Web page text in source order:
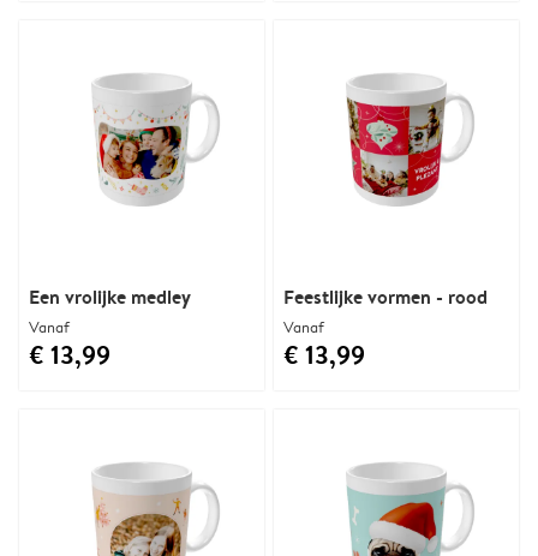
Een vrolijke medley
Vanaf
€ 13,99
Feestlijke vormen - rood
Vanaf
€ 13,99